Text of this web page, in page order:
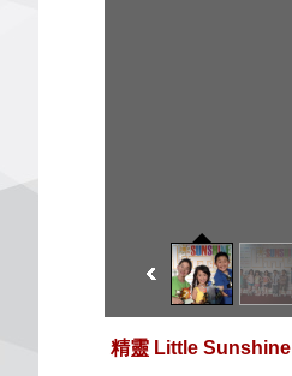
精靈 Little Sunshine